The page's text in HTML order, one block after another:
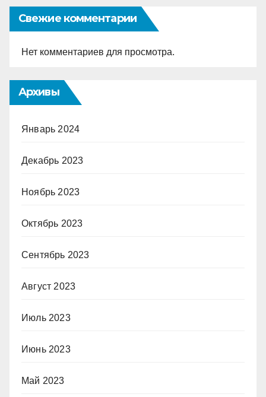
Свежие комментарии
Нет комментариев для просмотра.
Архивы
Январь 2024
Декабрь 2023
Ноябрь 2023
Октябрь 2023
Сентябрь 2023
Август 2023
Июль 2023
Июнь 2023
Май 2023